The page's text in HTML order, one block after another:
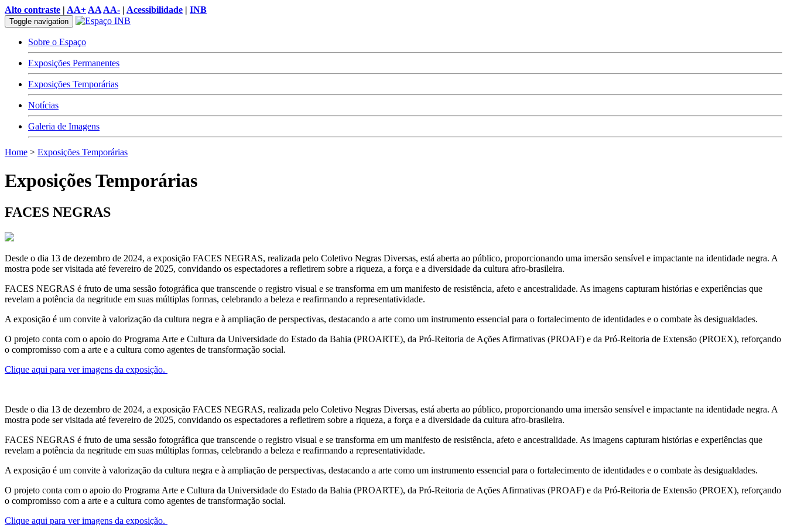
Alto contraste | AA+ AA AA- | Acessibilidade | INB
Toggle navigation
Sobre o Espaço
Exposições Permanentes
Exposições Temporárias
Notícias
Galeria de Imagens
Home > Exposições Temporárias
Exposições Temporárias
FACES NEGRAS
Desde o dia 13 de dezembro de 2024, a exposição FACES NEGRAS, realizada pelo Coletivo Negras Diversas, está aberta ao público, proporcionando uma imersão sensível e impactante na identidade negra. A
mostra pode ser visitada até fevereiro de 2025, convidando os espectadores a refletirem sobre a riqueza, a força e a diversidade da cultura afro-brasileira.
FACES NEGRAS é fruto de uma sessão fotográfica que transcende o registro visual e se transforma em um manifesto de resistência, afeto e ancestralidade. As imagens capturam histórias e experiências que
revelam a potência da negritude em suas múltiplas formas, celebrando a beleza e reafirmando a representatividade.
A exposição é um convite à valorização da cultura negra e à ampliação de perspectivas, destacando a arte como um instrumento essencial para o fortalecimento de identidades e o combate às desigualdades.
O projeto conta com o apoio do Programa Arte e Cultura da Universidade do Estado da Bahia (PROARTE), da Pró-Reitoria de Ações Afirmativas (PROAF) e da Pró-Reitoria de Extensão (PROEX), reforçando
o compromisso com a arte e a cultura como agentes de transformação social.
Clique aqui para ver imagens da exposição.
Desde o dia 13 de dezembro de 2024, a exposição FACES NEGRAS, realizada pelo Coletivo Negras Diversas, está aberta ao público, proporcionando uma imersão sensível e impactante na identidade negra. A
mostra pode ser visitada até fevereiro de 2025, convidando os espectadores a refletirem sobre a riqueza, a força e a diversidade da cultura afro-brasileira.
FACES NEGRAS é fruto de uma sessão fotográfica que transcende o registro visual e se transforma em um manifesto de resistência, afeto e ancestralidade. As imagens capturam histórias e experiências que
revelam a potência da negritude em suas múltiplas formas, celebrando a beleza e reafirmando a representatividade.
A exposição é um convite à valorização da cultura negra e à ampliação de perspectivas, destacando a arte como um instrumento essencial para o fortalecimento de identidades e o combate às desigualdades.
O projeto conta com o apoio do Programa Arte e Cultura da Universidade do Estado da Bahia (PROARTE), da Pró-Reitoria de Ações Afirmativas (PROAF) e da Pró-Reitoria de Extensão (PROEX), reforçando
o compromisso com a arte e a cultura como agentes de transformação social.
Clique aqui para ver imagens da exposição.